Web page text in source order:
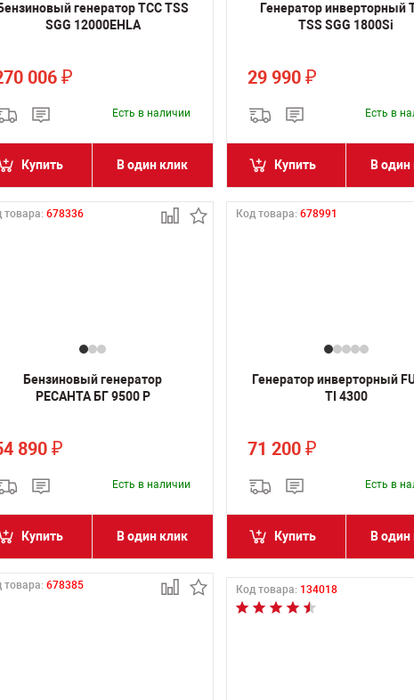
генератор ТСС TSS
SGG 12000EHLA
006 ₽
Есть в наличии
Купить В один клик
Генератор инверторный
TSS SGG 1800Si
29 990 ₽
Есть в
Купить В один
товара: 678336
Бензиновый генератор
РЕСАНТА БГ 9500 Р
890 ₽
Есть в наличии
Купить В один клик
Код товара: 678991
Генератор инверторный
TI 4300
71 200 ₽
Есть в
Купить В один
товара: 678385 Код товара: 134018